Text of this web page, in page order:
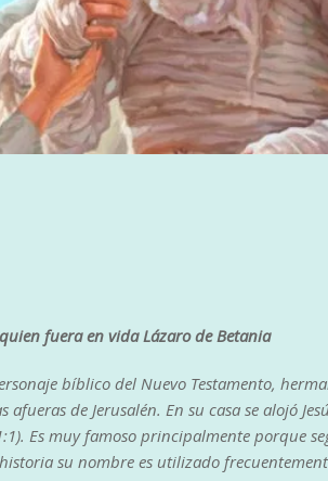
fuera en vida Lázaro de Betania
bíblico del Nuevo Testamento,
de Jerusalén. En su casa se alojó
​). Es muy famoso principalmente porque
su nombre es utilizado